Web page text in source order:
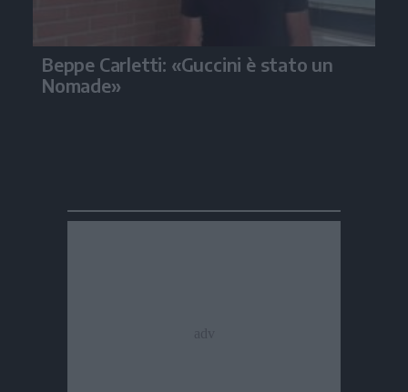
Beppe Carletti: «Guccini è stato un
Nomade»